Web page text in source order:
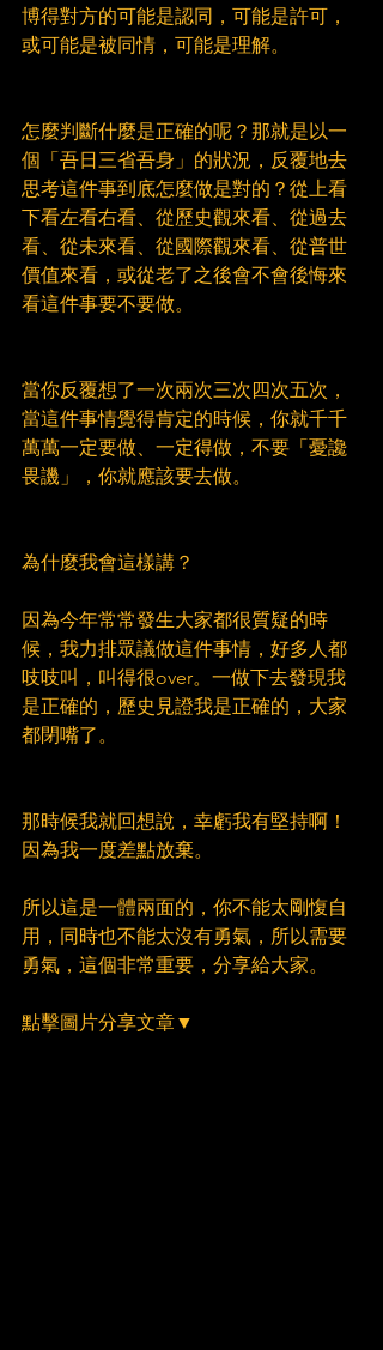
博得對方的可能是認同，可能是許可，
或可能是被同情，可能是理解。
怎麼判斷什麼是正確的呢？那就是以一
個「吾日三省吾身」的狀況，反覆地去
思考這件事到底怎麼做是對的？從上看
下看左看右看、從歷史觀來看、從過去
看、從未來看、從國際觀來看、從普世
價值來看，或從老了之後會不會後悔來
看這件事要不要做。
當你反覆想了一次兩次三次四次五次，
當這件事情覺得肯定的時候，你就千千
萬萬一定要做、一定得做，不要「憂讒
畏譏」，你就應該要去做。
為什麼我會這樣講？
因為今年常常發生大家都很質疑的時
候，我力排眾議做這件事情，好多人都
吱吱叫，叫得很over。一做下去發現我
是正確的，歷史見證我是正確的，大家
都閉嘴了。
那時候我就回想說，幸虧我有堅持啊！
因為我一度差點放棄。
所以這是一體兩面的，你不能太剛愎自
用，同時也不能太沒有勇氣，所以需要
勇氣，這個非常重要，分享給大家。
點擊圖片分享文章▼